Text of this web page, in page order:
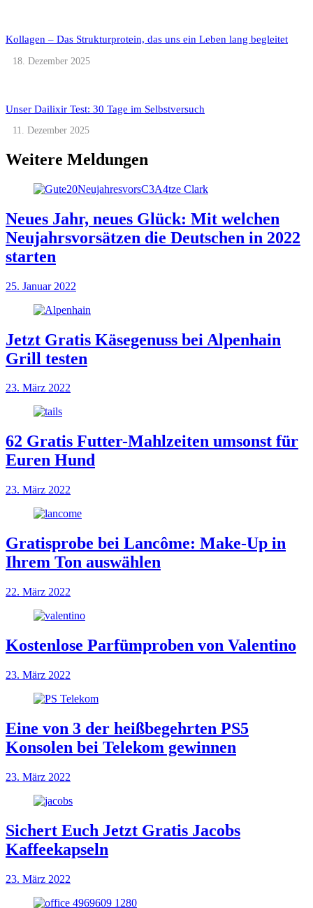
Kollagen – Das Strukturprotein, das uns ein Leben lang begleitet
18. Dezember 2025
Unser Dailixir Test: 30 Tage im Selbstversuch
11. Dezember 2025
Weitere Meldungen
Neues Jahr, neues Glück: Mit welchen
Neujahrsvorsätzen die Deutschen in 2022
starten
25. Januar 2022
Jetzt Gratis Käsegenuss bei Alpenhain
Grill testen
23. März 2022
62 Gratis Futter-Mahlzeiten umsonst für
Euren Hund
23. März 2022
Gratisprobe bei Lancôme: Make-Up in
Ihrem Ton auswählen
22. März 2022
Kostenlose Parfümproben von Valentino
23. März 2022
Eine von 3 der heißbegehrten PS5
Konsolen bei Telekom gewinnen
23. März 2022
Sichert Euch Jetzt Gratis Jacobs
Kaffeekapseln
23. März 2022